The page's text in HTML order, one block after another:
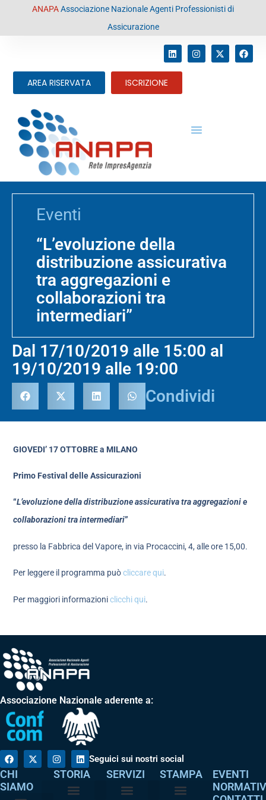
contenutoANAPAAssociazione Nazionale Agenti Professionisti di
Assicurazione
AREA RISERVATA ISCRIZIONE
Eventi
“L’evoluzione della
distribuzione assicurativa
tra aggregazioni e
collaborazioni tra
intermediari”
Dal 17/10/2019 alle 15:00 al
19/10/2019 alle 19:00
Condividi
GIOVEDI’ 17 OTTOBRE a MILANO
Primo Festival delle Assicurazioni
“L’evoluzione della distribuzione assicurativa tra aggregazioni e
collaborazioni tra intermediari”
presso la Fabbrica del Vapore, in via Procaccini, 4, alle ore 15,00.
Per leggere il programma puòcliccare qui.
Per maggiori informazioniclicchi qui.
Associazione Nazionale aderente a:
Seguici sui nostri social
CHI
SIAMO
STORIA SERVIZI STAMPA
EVENTI